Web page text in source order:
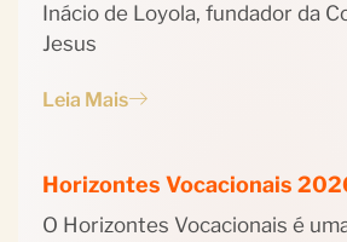
Inácio de Loyola, fundador da
Jesus
Leia Mais
Horizontes Vocacionais
O Horizontes Vocacionais é